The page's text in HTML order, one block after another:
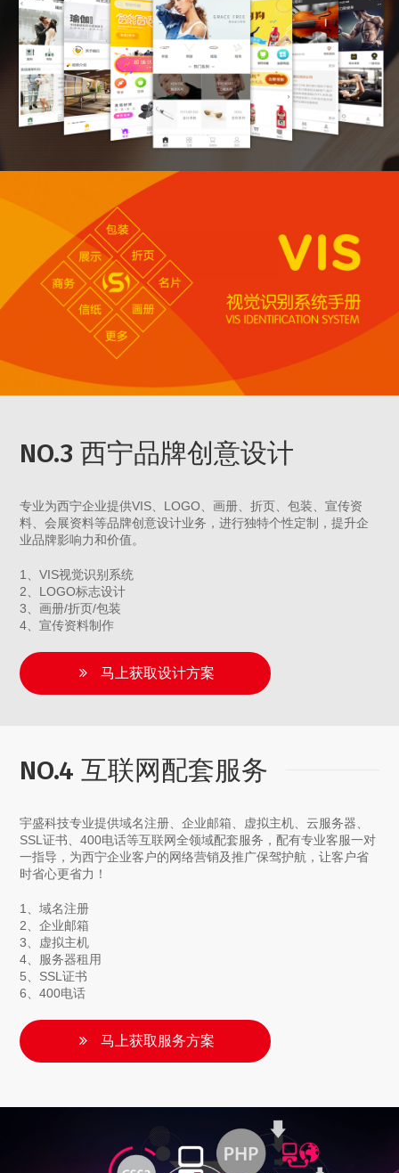
NO.3 西宁品牌创意设计
专业为西宁企业提供VIS、LOGO、画册、折页、包装、宣传资
料、会展资料等品牌创意设计业务，进行独特个性定制，提升企
业品牌影响力和价值。
1、VIS视觉识别系统
2、LOGO标志设计
3、画册/折页/包装
4、宣传资料制作
马上获取设计方案
NO.4 互联网配套服务
宇盛科技专业提供域名注册、企业邮箱、虚拟主机、云服务器、
SSL证书、400电话等互联网全领域配套服务，配有专业客服一对
一指导，为西宁企业客户的网络营销及推广保驾护航，让客户省
时省心更省力！
1、域名注册
2、企业邮箱
3、虚拟主机
4、服务器租用
5、SSL证书
6、400电话
马上获取服务方案